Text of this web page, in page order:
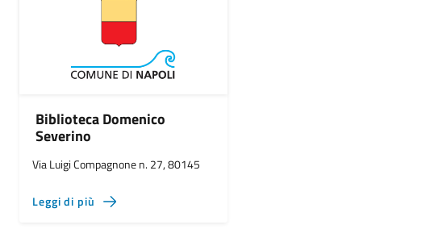
Biblioteca Domenico
Severino
Via Luigi Compagnone n. 27, 80145
Leggi di più